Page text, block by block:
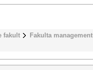
fakult
Fakulta